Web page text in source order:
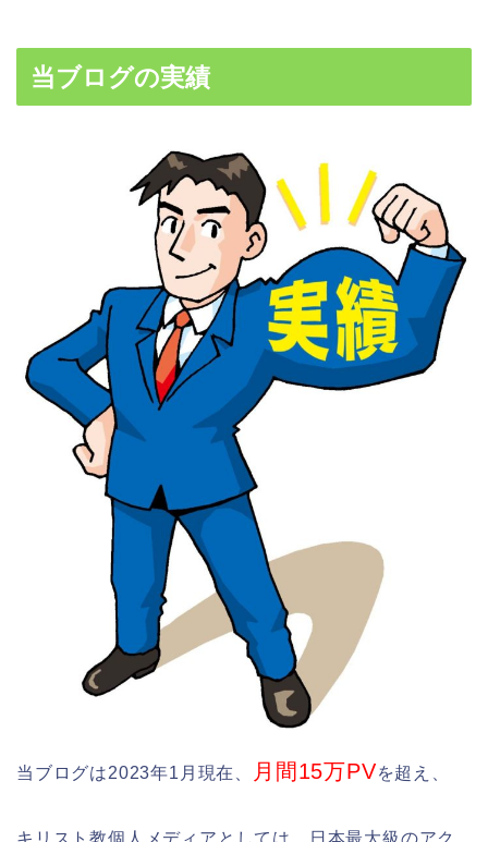
当ブログの実績
当ブログは2023年1月現在、 月間15万PVを超え、
キリスト教個人メディアとしては、日本最大級のアク